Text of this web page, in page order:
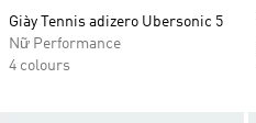
Giày Tennis adizero Ubersonic 5
Nữ Performance
4 colours